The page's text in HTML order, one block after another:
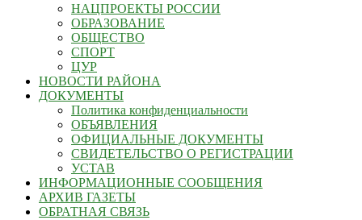
НАЦПРОЕКТЫ РОССИИ
ОБРАЗОВАНИЕ
ОБЩЕСТВО
СПОРТ
ЦУР
НОВОСТИ РАЙОНА
ДОКУМЕНТЫ
Политика конфиденциальности
ОБЪЯВЛЕНИЯ
ОФИЦИАЛЬНЫЕ ДОКУМЕНТЫ
СВИДЕТЕЛЬСТВО О РЕГИСТРАЦИИ
УСТАВ
ИНФОРМАЦИОННЫЕ СООБЩЕНИЯ
АРХИВ ГАЗЕТЫ
ОБРАТНАЯ СВЯЗЬ